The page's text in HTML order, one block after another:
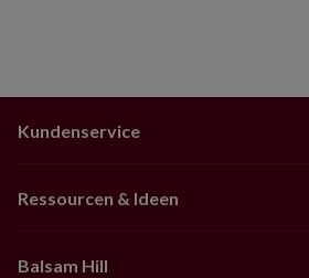
Kundenservice
Ressourcen & Ideen
Balsam Hill